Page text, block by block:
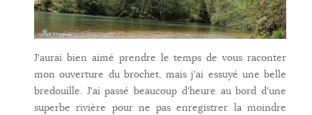
J'aurai bien aimé prendre le temps de vous raconter
mon ouverture du brochet, mais j'ai essuyé une belle
bredouille. J'ai passé beaucoup d'heure au bord d'une
superbe rivière pour ne pas enregistrer la moindre